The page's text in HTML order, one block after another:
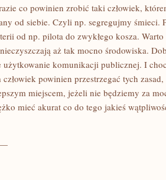
co powinien zrobić taki człowiek,
od siebie. Czyli np. segregujmy śmieci.
od np. pilota do zwykłego kosza.
aż tak mocno środowiska.
użytkowanie komunikacji publicznej. I
powinien przestrzegać tych
miejscem, jeżeli nie będziemy za
mieć akurat co do tego jakieś